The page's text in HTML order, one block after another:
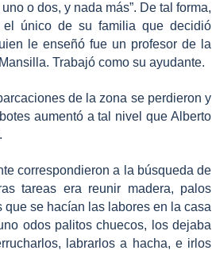
o dos, y nada más”. De tal forma,
el único de su familia que decidió
le enseñó fue un profesor de la
Trabajó como su ayudante.
de la zona se perdieron y
aumentó a tal nivel que Alberto
correspondieron a la búsqueda de
tareas era reunir madera, palos
se hacían las labores en la casa
odos palitos chuecos, los dejaba
labrarlos a hacha, e irlos